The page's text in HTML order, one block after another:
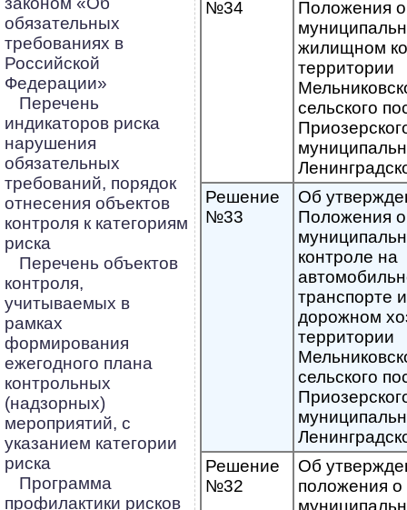
обязательных
требованиях в
Российской
Федерации»
Перечень
индикаторов риска
нарушения
обязательных
требований, порядок
отнесения объектов
контроля к категориям
риска
Перечень объектов
контроля,
учитываемых в
рамках
формирования
ежегодного плана
контрольных
(надзорных)
мероприятий, с
указанием категории
риска
Программа
профилактики рисков
№34
Положения о
жилищном
территории
сельского
Решение
№33
Об
Положения о
контроле на
транспорте
дорожном
территории
сельского
Решение
№32
Об
положения о